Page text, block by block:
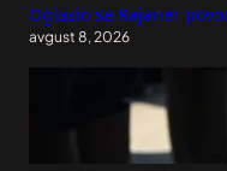
Oglasio se Rajaner
avgust 8, 2026